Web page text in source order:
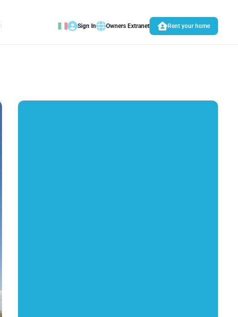
Sign In Owners Extranet Rent your home